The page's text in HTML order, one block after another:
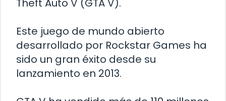
Theft Auto V (GTA V).
Este juego de mundo abierto
desarrollado por Rockstar Games ha
sido un gran éxito desde su
lanzamiento en 2013.